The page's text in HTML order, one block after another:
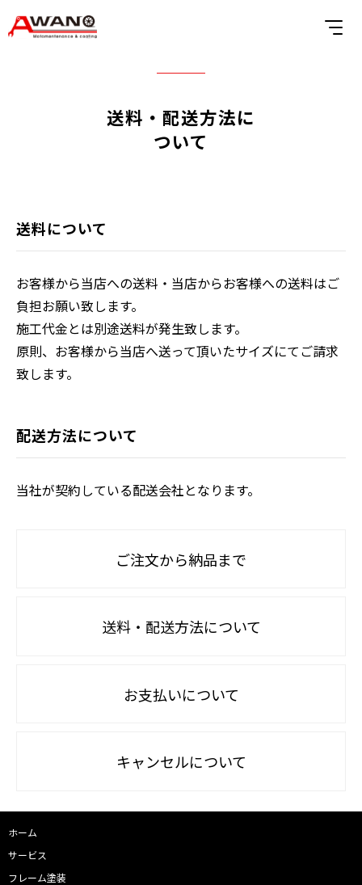
送料・配送方法に
ついて
送料について
お客様から当店への送料・当店からお客様への送料はご
負担お願い致します。
施工代金とは別途送料が発生致します。
原則、お客様から当店へ送って頂いたサイズにてご請求
致します。
配送方法について
当社が契約している配送会社となります。
ご注文から納品まで
送料・配送方法について
お支払いについて
キャンセルについて
ホーム
サービス
フレーム塗装